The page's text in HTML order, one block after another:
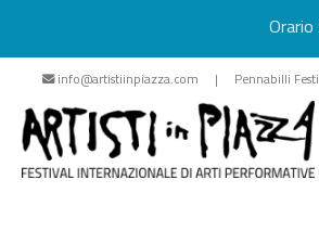
Vai
contenuto
info@artistiinpiazza.com | Pennabilli